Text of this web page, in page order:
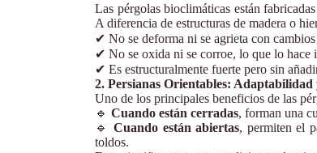
Las pérgolas bioclimáticas están
A diferencia de estructuras de madera o
✔ No se deforma ni se agrieta con
✔ No se oxida ni se corroe, lo que lo hace
✔ Es estructuralmente fuerte pero sin
2. Persianas Orientables:
Uno de los principales beneficios de las
🔹 Cuando están cerradas, forman una
🔹
Cuando están abiertas, permiten el
toldos.